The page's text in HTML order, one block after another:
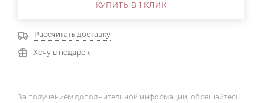
КУПИТЬ В 1 КЛИК
Рассчитать доставку
Хочу в подарок
За получением дополнительной информации, обращайтесь